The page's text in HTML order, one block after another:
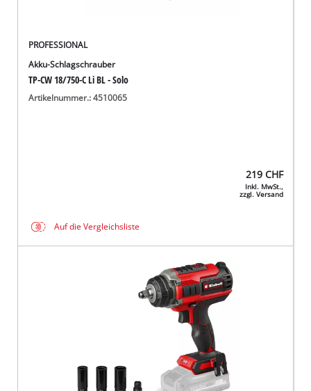
PROFESSIONAL
Akku-Schlagschrauber
TP-CW 18/750-C Li BL - Solo
Artikelnummer.: 4510065
219 CHF
Inkl. MwSt.,
zzgl. Versand
Auf die Vergleichsliste